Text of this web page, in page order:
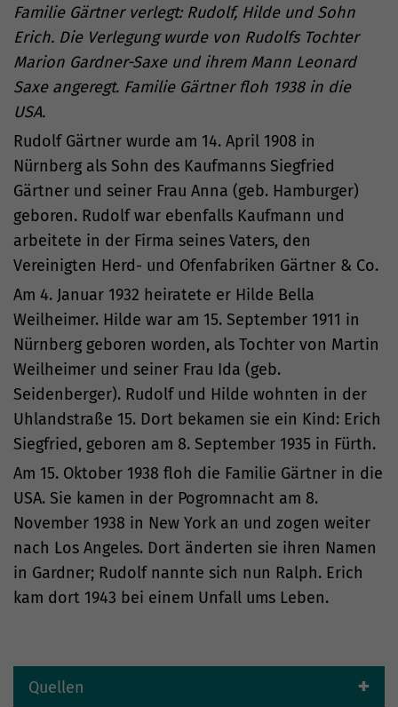
Familie Gärtner verlegt: Rudolf, Hilde und Sohn
Erich. Die Verlegung wurde von Rudolfs Tochter
Marion Gardner-Saxe und ihrem Mann Leonard
Saxe angeregt. Familie Gärtner floh 1938 in die
USA.
Rudolf Gärtner wurde am 14. April 1908 in
Nürnberg als Sohn des Kaufmanns Siegfried
Gärtner und seiner Frau Anna (geb. Hamburger)
geboren. Rudolf war ebenfalls Kaufmann und
arbeitete in der Firma seines Vaters, den
Vereinigten Herd- und Ofenfabriken Gärtner & Co.
Am 4. Januar 1932 heiratete er Hilde Bella
Weilheimer. Hilde war am 15. September 1911 in
Nürnberg geboren worden, als Tochter von Martin
Weilheimer und seiner Frau Ida (geb.
Seidenberger). Rudolf und Hilde wohnten in der
Uhlandstraße 15. Dort bekamen sie ein Kind: Erich
Siegfried, geboren am 8. September 1935 in Fürth.
Am 15. Oktober 1938 floh die Familie Gärtner in die
USA. Sie kamen in der Pogromnacht am 8.
November 1938 in New York an und zogen weiter
nach Los Angeles. Dort änderten sie ihren Namen
in Gardner; Rudolf nannte sich nun Ralph. Erich
kam dort 1943 bei einem Unfall ums Leben.
Quellen